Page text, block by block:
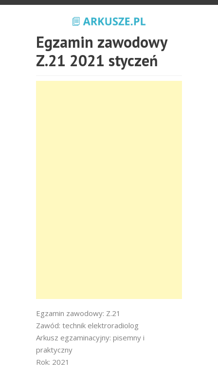
Egzamin zawodowy
Z.21 2021 styczeń
Egzamin zawodowy: Z.21
Zawód: technik elektroradiolog
Arkusz egzaminacyjny: pisemny i
praktyczny
Rok: 2021